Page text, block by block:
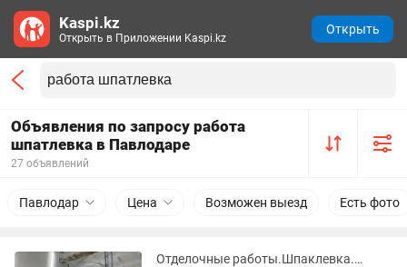
Объявления по запросу работа
шпатлевка в Павлодаре
27 объявлений
Павлодар Цена Возможен выезд Есть фото
Отделочные работы.Шпаклевка.Покраска с аппаратом.Линолеум.Плинтус.
Kaspi.kz
Открыть в Приложении Kaspi.kz
Открыть